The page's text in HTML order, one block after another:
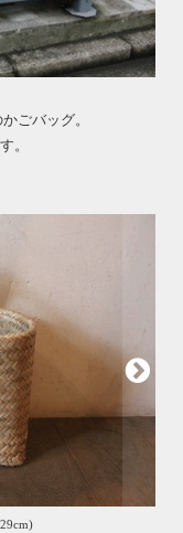
ごバッグ。
。